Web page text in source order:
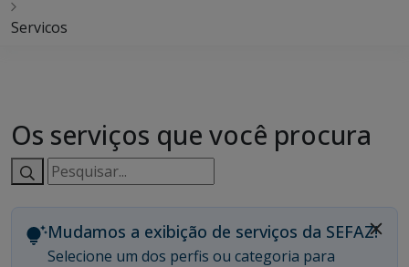
Servicos
Os serviços que você procura
Pesquisar
serviços:
Mudamos a exibição de serviços da SEFAZ!
Selecione um dos perfis ou categoria para